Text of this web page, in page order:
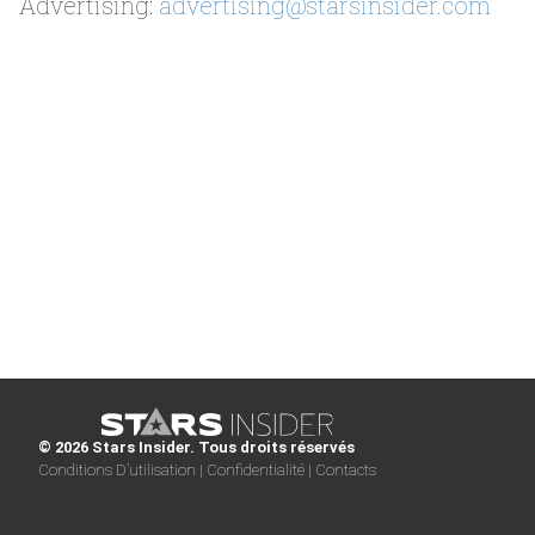
© 2026 Stars Insider. Tous droits réservés
Conditions D’utilisation | Confidentialité | Contacts